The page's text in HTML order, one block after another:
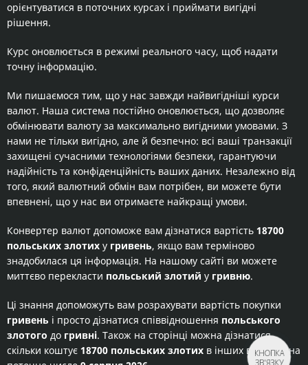
орієнтуватися в поточних курсах і приймати вигідні
рішення.
Курс оновлюється в режимі реального часу, щоб надати
точну інформацію.
Ми пишаємося тим, що у нас завжди найвигідніші курси
валют. Наша система постійно оновлюється, що дозволяє
обмінювати валюту за максимально вигідними умовами. З
нами не тільки вигідно, але й безпечно: всі ваші транзакції
захищені сучасними технологіями безпеки, гарантуючи
надійність та конфіденційність ваших даних. Незалежно від
того, який валютний обмін вам потрібен, ви можете бути
впевнені, що у нас ви отримаєте найкращі умови.
Конвертер валют допоможе вам дізнатися вартість 18700
польських злотих у гривень, якщо вам терміново
знадобилася ця інформація. На нашому сайті ви можете
миттєво перекласти польський злотий у гривню.
Ці знання допоможуть вам розрахувати вартість покупки
гривень і просто дізнатися співвідношення польського
злотого до гривні. Також на сторінці можна дізнатися
скільки коштує 18700 польських злотих в інших валютах на
КНОПКА
ЗВ'ЯЗКУ